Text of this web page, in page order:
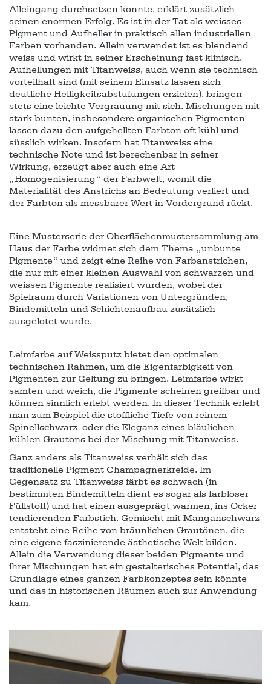
Alleingang durchsetzen konnte, erklärt zusätzlich
seinen enormen Erfolg. Es ist in der Tat als weisses
Pigment und Aufheller in praktisch allen industriellen
Farben vorhanden. Allein verwendet ist es blendend
weiss und wirkt in seiner Erscheinung fast klinisch.
Aufhellungen mit Titanweiss, auch wenn sie technisch
vorteilhaft sind (mit seinem Einsatz lassen sich
deutliche Helligkeitsabstufungen erzielen), bringen
stets eine leichte Vergrauung mit sich. Mischungen mit
stark bunten, insbesondere organischen Pigmenten
lassen dazu den aufgehellten Farbton oft kühl und
süsslich wirken. Insofern hat Titanweiss eine
technische Note und ist berechenbar in seiner
Wirkung, erzeugt aber auch eine Art
„Homogenisierung“ der Farbwelt, womit die
Materialität des Anstrichs an Bedeutung verliert und
der Farbton als messbarer Wert in Vordergrund rückt.
Eine Musterserie der Oberflächenmustersammlung am
Haus der Farbe widmet sich dem Thema „unbunte
Pigmente“ und zeigt eine Reihe von Farbanstrichen,
die nur mit einer kleinen Auswahl von schwarzen und
weissen Pigmente realisiert wurden, wobei der
Spielraum durch Variationen von Untergründen,
Bindemitteln und Schichtenaufbau zusätzlich
ausgelotet wurde.
Leimfarbe auf Weissputz bietet den optimalen
technischen Rahmen, um die Eigenfarbigkeit von
Pigmenten zur Geltung zu bringen. Leimfarbe wirkt
samten und weich, die Pigmente scheinen greifbar und
können sinnlich erlebt werden. In dieser Technik erlebt
man zum Beispiel die stoffliche Tiefe von reinem
Spinellschwarz oder die Eleganz eines bläulichen
kühlen Grautons bei der Mischung mit Titanweiss.
Ganz anders als Titanweiss verhält sich das
traditionelle Pigment Champagnerkreide. Im
Gegensatz zu Titanweiss färbt es schwach (in
bestimmten Bindemitteln dient es sogar als farbloser
Füllstoff) und hat einen ausgeprägt warmen, ins Ocker
tendierenden Farbstich. Gemischt mit Manganschwarz
entsteht eine Reihe von bräunlichen Grautönen, die
eine eigene faszinierende ästhetische Welt bilden.
Allein die Verwendung dieser beiden Pigmente und
ihrer Mischungen hat ein gestalterisches Potential, das
Grundlage eines ganzen Farbkonzeptes sein könnte
und das in historischen Räumen auch zur Anwendung
kam.